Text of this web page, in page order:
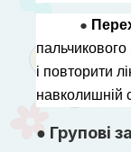
●
і повторити
навколишній
● Групові